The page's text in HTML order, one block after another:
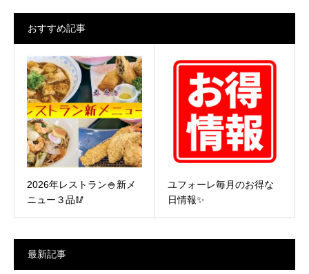
おすすめ記事
2026年レストラン🍚新メ
ニュー３品🥢
ユフォーレ毎月のお得な
日情報✨
最新記事